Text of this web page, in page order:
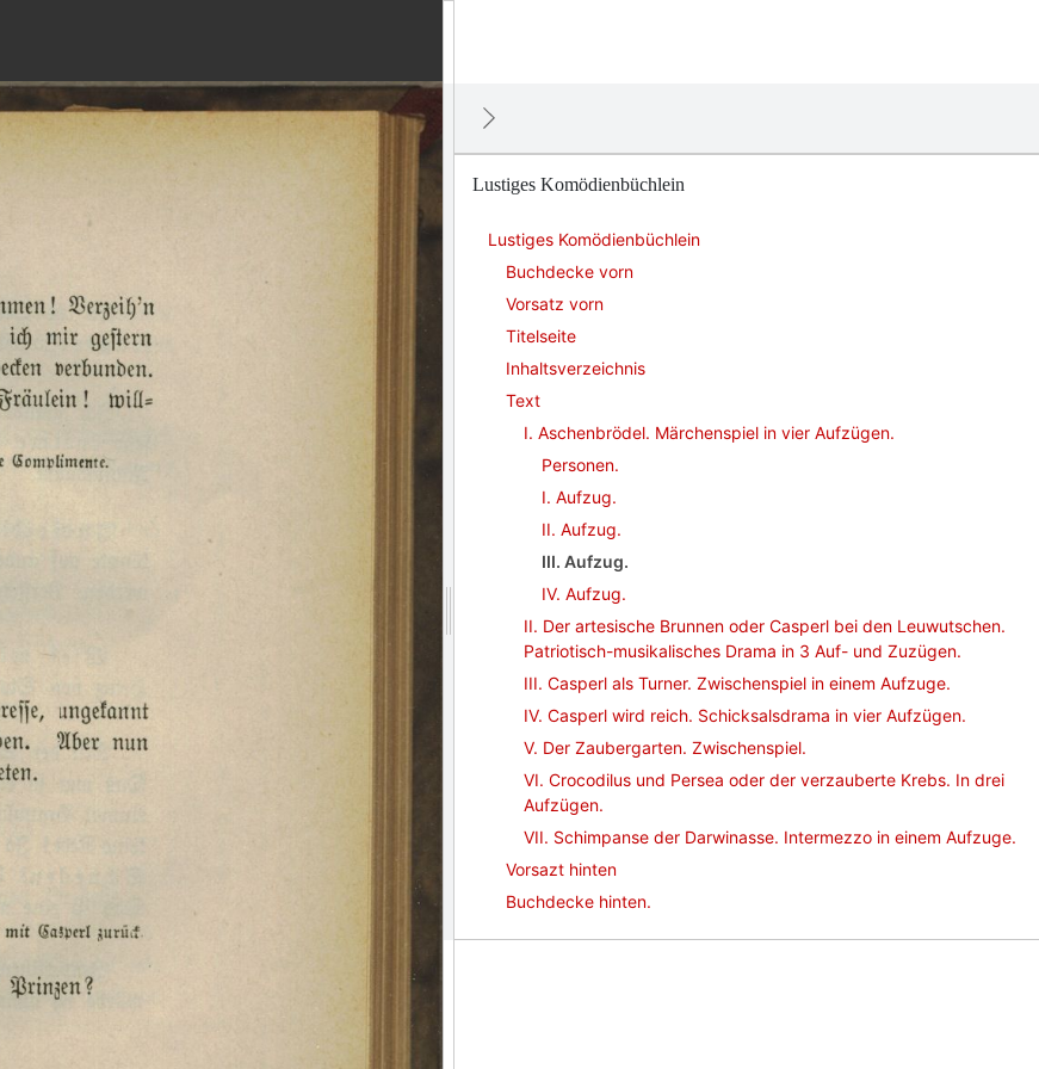
Lustiges Komödienbüchlein
Lustiges Komödienbüchlein
Buchdecke vorn
Vorsatz vorn
Titelseite
Inhaltsverzeichnis
Text
I. Aschenbrödel. Märchenspiel in vier Aufzügen.
Personen.
I. Aufzug.
II. Aufzug.
III. Aufzug.
IV. Aufzug.
II. Der artesische Brunnen oder Casperl bei den Leuwutschen.
Patriotisch-musikalisches Drama in 3 Auf- und Zuzügen.
III. Casperl als Turner. Zwischenspiel in einem Aufzuge.
IV. Casperl wird reich. Schicksalsdrama in vier Aufzügen.
V. Der Zaubergarten. Zwischenspiel.
VI. Crocodilus und Persea oder der verzauberte Krebs. In drei
Aufzügen.
VII. Schimpanse der Darwinasse. Intermezzo in einem Aufzuge.
Vorsazt hinten
Buchdecke hinten.